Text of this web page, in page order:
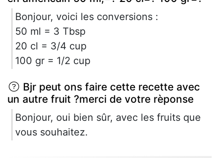
Bonjour, voici les conversions :
50 ml = 3 Tbsp
20 cl = 3/4 cup
100 gr = 1/2 cup
Bjr peut ons faire cette recette avec
un autre fruit ?merci de votre rèponse
Bonjour, oui bien sûr, avec les fruits que
vous souhaitez.